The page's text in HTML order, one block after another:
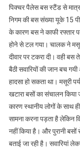
पिक्चर पैलेस बस स्टैंड से मात्र
निगम की बस संख्या यूके 15
के कारण बस ने काफी रफ्तार
होने से टल गया। चालक ने
दीवार पर टकरा दी। वही
बैठी सवारियों की जान बच
हादसा हो सकता था। मसूरी
खटारा बसों का संचालन
कारण स्थानीय लोगों के साथ
सामना करना पड़ता है लेकिन
नहीं किया है। और पुरानी बसों
बताई जा रही है। सवारियां